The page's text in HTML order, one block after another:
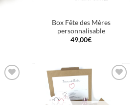
Box Fête des Mères
personnalisable
49,00€